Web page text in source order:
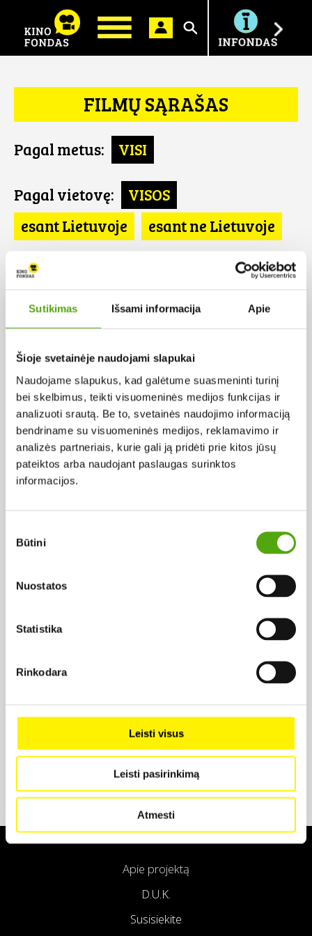
Sutikimas Išsami informacija Apie
Šioje svetainėje naudojami slapukai
Naudojame slapukus, kad galėtume suasmeninti turinį
bei skelbimus, teikti visuomeninės medijos funkcijas ir
analizuoti srautą. Be to, svetainės naudojimo informaciją
bendriname su visuomeninės medijos, reklamavimo ir
analizės partneriais, kurie gali ją pridėti prie kitos jūsų
pateiktos arba naudojant paslaugas surinktos
informacijos.
pasirinkimas
Būtini
Nuostatos
Statistika
Rinkodara
Leisti visus
Leisti pasirinkimą
Atmesti
Ieškoti
FILMŲ SĄRAŠAS
Pagal metus: VISI
Pagal vietovę:
VISOS
esant Lietuvoje
esant ne Lietuvoje
Pagal šalį:
Libanas
Pagal abėcėlę:
Rezultatų nerasta...
Apie projektą
D.U.K.
Susisiekite